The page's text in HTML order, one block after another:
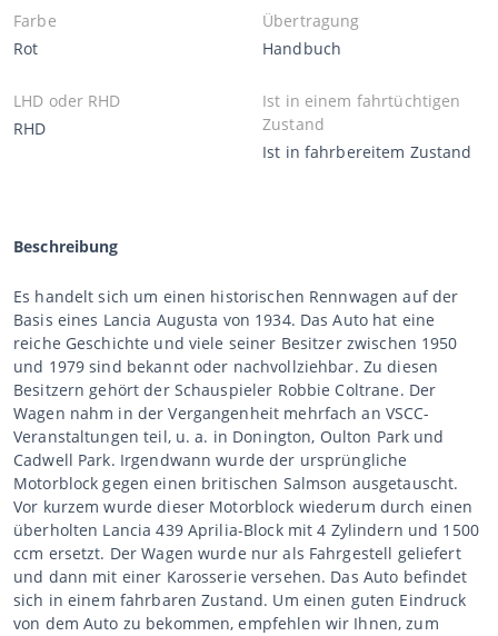
Farbe
Rot
Übertragung
Handbuch
LHD oder RHD
RHD
Ist in einem fahrtüchtigen
Zustand
Ist in fahrbereitem Zustand
Beschreibung
Es handelt sich um einen historischen Rennwagen auf der
Basis eines Lancia Augusta von 1934. Das Auto hat eine
reiche Geschichte und viele seiner Besitzer zwischen 1950
und 1979 sind bekannt oder nachvollziehbar. Zu diesen
Besitzern gehört der Schauspieler Robbie Coltrane. Der
Wagen nahm in der Vergangenheit mehrfach an VSCC-
Veranstaltungen teil, u. a. in Donington, Oulton Park und
Cadwell Park. Irgendwann wurde der ursprüngliche
Motorblock gegen einen britischen Salmson ausgetauscht.
Vor kurzem wurde dieser Motorblock wiederum durch einen
überholten Lancia 439 Aprilia-Block mit 4 Zylindern und 1500
ccm ersetzt. Der Wagen wurde nur als Fahrgestell geliefert
und dann mit einer Karosserie versehen. Das Auto befindet
sich in einem fahrbaren Zustand. Um einen guten Eindruck
von dem Auto zu bekommen, empfehlen wir Ihnen, zum